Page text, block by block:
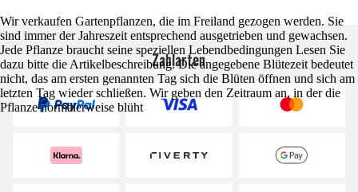
Wir verkaufen Gartenpflanzen, die im Freiland gezogen werden. Sie
sind immer der Jahreszeit entsprechend ausgetrieben und gewachsen.
Jede Pflanze braucht seine speziellen Lebendbedingungen Lesen Sie
dazu bitte die Artikelbeschreibung. Die angegebene Blütezeit bedeutet
nicht, das am ersten genannten Tag sich die Blüten öffnen und sich am
letzten Tag wieder schließen. Wir geben den Zeitraum an, in der die
Pflanze normalerweise blüht
Zahlarten